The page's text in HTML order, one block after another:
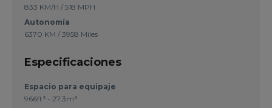
833 KM/H / 518 MPH
Autonomía
6370 KM / 3958 Miles
Especificaciones
Espacio para equipaje
966ft³ - 27.3m³